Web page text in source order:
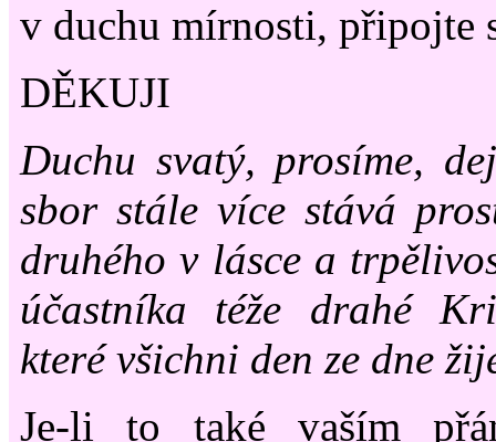
v duchu mírnosti, připojte
DĚKUJI
Duchu svatý, prosíme,
sbor stále více stává
druhého v lásce a
účastníka téže drahé
které všichni den ze dne
Je-li to také vaším